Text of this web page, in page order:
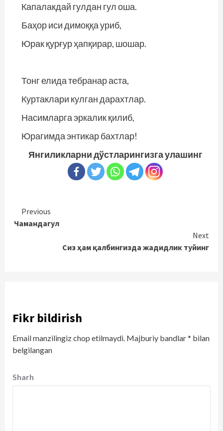
Капалакдай гулдан гул оша.
Баҳор иси димоққа уриб,
Юрак қурғур ҳапқирар, шошар.
Тонг елида тебранар аста,
Куртаклари кулган дарахтлар.
Насимларга эркалик қилиб,
Юрагимда энтикар бахтлар!
Янгиликларни дўстларингизга улашинг
Continue
Reading
Previous
Чамандагул
Next
Сиз ҳам қалбингизда жадидлик туйинг
Fikr bildirish
Email manzilingiz chop etilmaydi. Majburiy bandlar* bilan
belgilangan
Sharh